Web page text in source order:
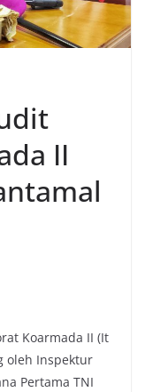
II
Koarmada II (It
oleh Inspektur
Pertama TNI